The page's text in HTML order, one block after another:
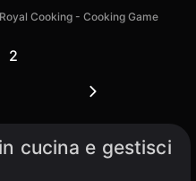
Royal Cooking - Cooking Game
2
cucina e gestisci